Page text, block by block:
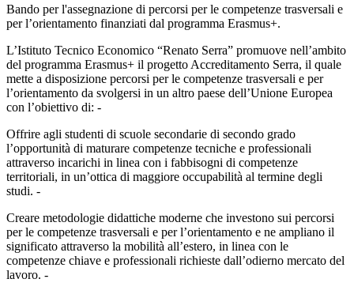
Bando per l'assegnazione di percorsi per le competenze trasversali e
per l’orientamento finanziati dal programma Erasmus+.
L’Istituto Tecnico Economico “Renato Serra” promuove nell’ambito
del programma Erasmus+ il progetto Accreditamento Serra, il quale
mette a disposizione percorsi per le competenze trasversali e per
l’orientamento da svolgersi in un altro paese dell’Unione Europea
con l’obiettivo di: -
Offrire agli studenti di scuole secondarie di secondo grado
l’opportunità di maturare competenze tecniche e professionali
attraverso incarichi in linea con i fabbisogni di competenze
territoriali, in un’ottica di maggiore occupabilità al termine degli
studi. -
Creare metodologie didattiche moderne che investono sui percorsi
per le competenze trasversali e per l’orientamento e ne ampliano il
significato attraverso la mobilità all’estero, in linea con le
competenze chiave e professionali richieste dall’odierno mercato del
lavoro. -